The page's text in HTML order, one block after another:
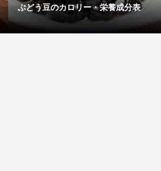
ヤマモモのカロリー・栄養成分表